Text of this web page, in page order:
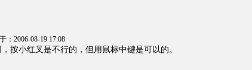
：2006-08-19 17:08
按小红叉是不行的，但用鼠标中键是可以的。